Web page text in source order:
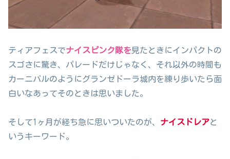
ティアフェスでナイスピンク隊を見たときにインパクトの
スゴさに驚き、パレードだけじゃなく、それ以外の時間も
カーニバルのようにグランゼドーラ城内を練り歩いたら面
白いなあってそのときは思いました。
そして1ヶ月が経ち急に思いついたのが、 ナイスドレアと
いうキーワード。